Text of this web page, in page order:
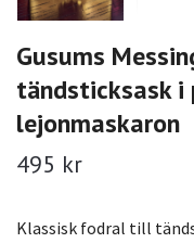
Gusums
tändsticksask i
lejonmaskaron
495 kr
Klassisk fodral till